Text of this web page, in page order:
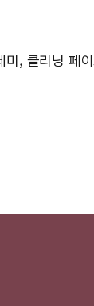
, 클리닝 페